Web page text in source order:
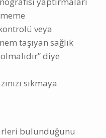
veya
taşıyan sağlık
diye
sıkmaya
bulunduğunu